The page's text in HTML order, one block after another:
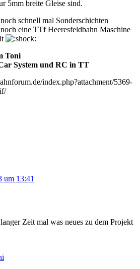
5mm breite Gleise sind.
schnell mal Sonderschichten
eine TTf Heeresfeldbahn Maschine
Toni
System und RC in TT
um 13:41
Zeit mal was neues zu dem Projekt